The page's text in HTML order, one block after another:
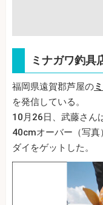
ミナガワ釣具
福岡県遠賀郡芦屋の
を発信している。
10月26日、武藤さん
40cmオーバー（写
ダイをゲットした。